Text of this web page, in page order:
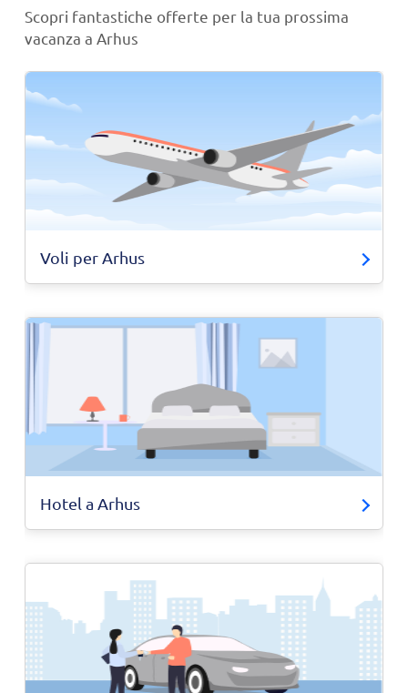
Scopri fantastiche offerte per la tua prossima
vacanza a Arhus
Voli per Arhus
Hotel a Arhus